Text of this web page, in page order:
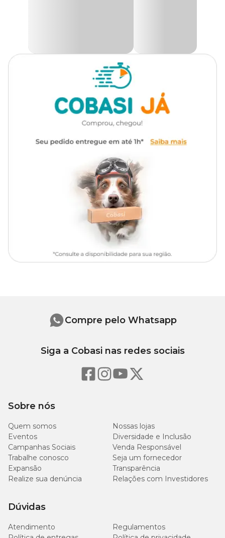
é imbatível. Compre agora mesmo pelo site, app ou em uma de
Comprimento: 13 cm
Cuidados especiais
Tome muito cuidado, pois as unhas dos pets possuem vasos
sanguíneos em sua base.
Não se deve cortar muito próximo a esses vasos devido à chance de
Sobre nós
Quem somos
Nossas lojas
Eventos
Diversidade e Inclusão
Campanhas Sociais
Venda Responsável
Trabalhe conosco
Seja um fornecedor
Expansão
Transparência
Realize sua denúncia
Relações com Investidores
Dúvidas
Atendimento
Regulamentos
Compre pelo Whatsapp
Siga a Cobasi nas redes sociais